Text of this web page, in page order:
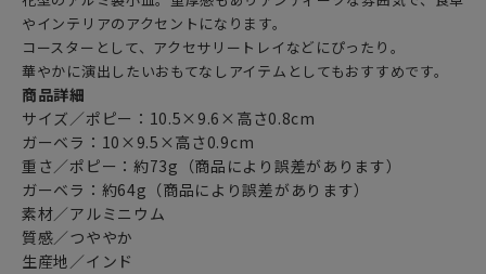
やインテリアのアクセントになります。
コースターとして、アクセサリートレイなどにぴったり。
華やかに演出したいおもてなしアイテムとしてもおすすめです。
商品詳細
サイズ／ポピー：10.5×9.6×高さ0.8cm
ガーベラ：10×9.5×高さ0.9cm
重さ／ポピー：約73g（商品により誤差があります）
ガーベラ：約64g（商品により誤差があります）
素材／アルミニウム
質感／つややか
生産地／インド